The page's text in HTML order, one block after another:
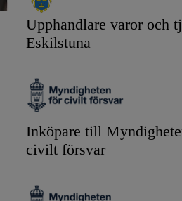
Upphandlare varor och
Eskilstuna
Inköpare till
civilt försvar